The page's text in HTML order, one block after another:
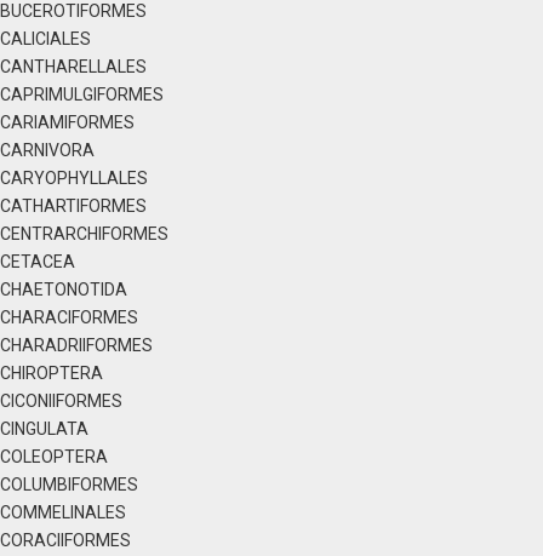
BUCEROTIFORMES
CALICIALES
CANTHARELLALES
CAPRIMULGIFORMES
CARIAMIFORMES
CARNIVORA
CARYOPHYLLALES
CATHARTIFORMES
CENTRARCHIFORMES
CETACEA
CHAETONOTIDA
CHARACIFORMES
CHARADRIIFORMES
CHIROPTERA
CICONIIFORMES
CINGULATA
COLEOPTERA
COLUMBIFORMES
COMMELINALES
CORACIIFORMES